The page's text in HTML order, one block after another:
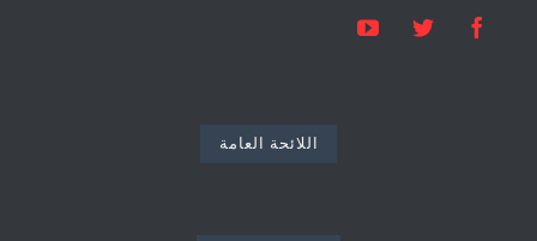



اللائحة العامة